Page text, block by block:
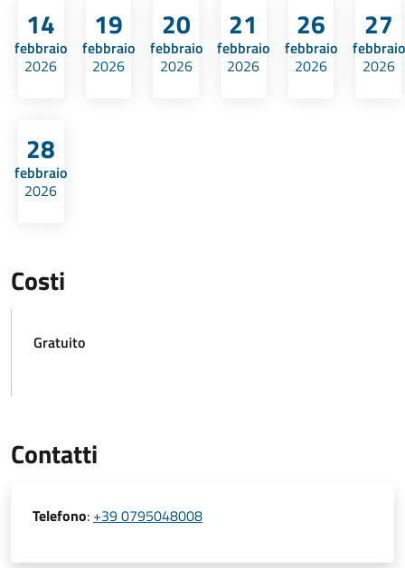
14
febbraio
2026
19
febbraio
2026
20
febbraio
2026
21
febbraio
2026
26
febbraio
2026
27
febbraio
2026
28
febbraio
2026
Costi
Gratuito
Contatti
Telefono: +39 0795048008